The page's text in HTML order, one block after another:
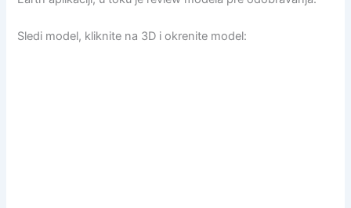
Sledi model, kliknite na 3D i okrenite model: